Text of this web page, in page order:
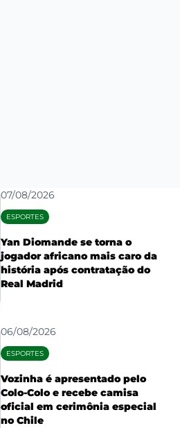
07/08/2026
ESPORTES
Yan Diomande se torna o
jogador africano mais caro da
história após contratação do
Real Madrid
06/08/2026
ESPORTES
Vozinha é apresentado pelo
Colo-Colo e recebe camisa
oficial em cerimônia especial
no Chile